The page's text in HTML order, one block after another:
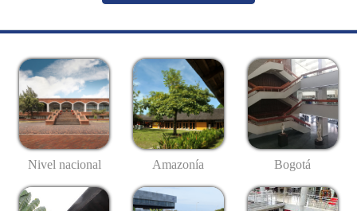
Nivel nacional Amazonía Bogotá